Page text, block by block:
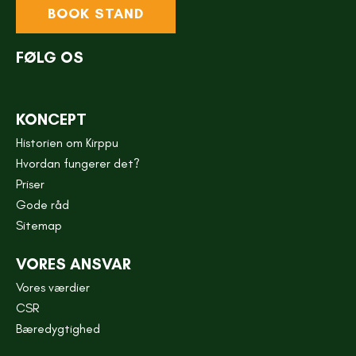
FØLG OS
KONCEPT
Historien om Kirppu
Hvordan fungerer det?
Priser
Gode råd
Sitemap
VORES ANSVAR
Vores værdier
CSR
Bæredygtighed
BOOK STAND